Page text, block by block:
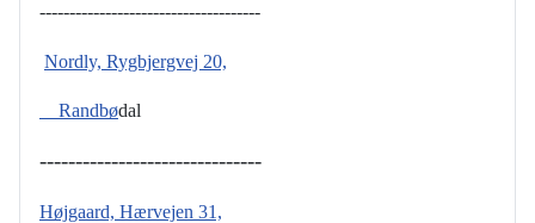
-------------------------------------
Nordly, Rygbjergvej 20,
Randbødal
-------------------------------
Højgaard, Hærvejen 31,